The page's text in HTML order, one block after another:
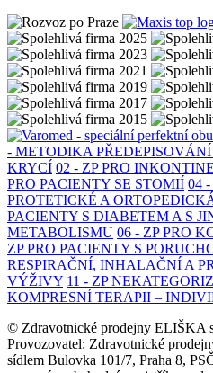
- METODIKA
KRYCÍ 02 - ZP PRO
PRO PACIENTY SE STOMIÍ 04
PROTETICKÉ A
PACIENTY S DIABETEM A S
METABOLISMU 06 - ZP PRO
ZP PRO PACIENTY S
RESPIRAČNÍ, INHALAČNÍ A
VÝŽIVY 11 - ZP
KOMPRESNÍ TERAPII –
© Zdravotnické prodejny ELIŠKA
Provozovatel: Zdravotnické
sídlem Bulovka 101/7, Praha 8,